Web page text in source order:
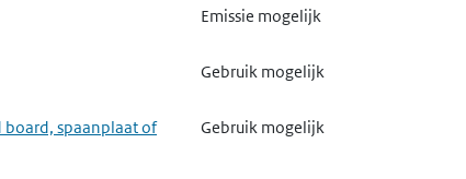
Emissie verwacht
Emissie verwacht
Emissie mogelijk
Emissie mogelijk
Gebruik mogelijk
spaanplaat of
Gebruik mogelijk